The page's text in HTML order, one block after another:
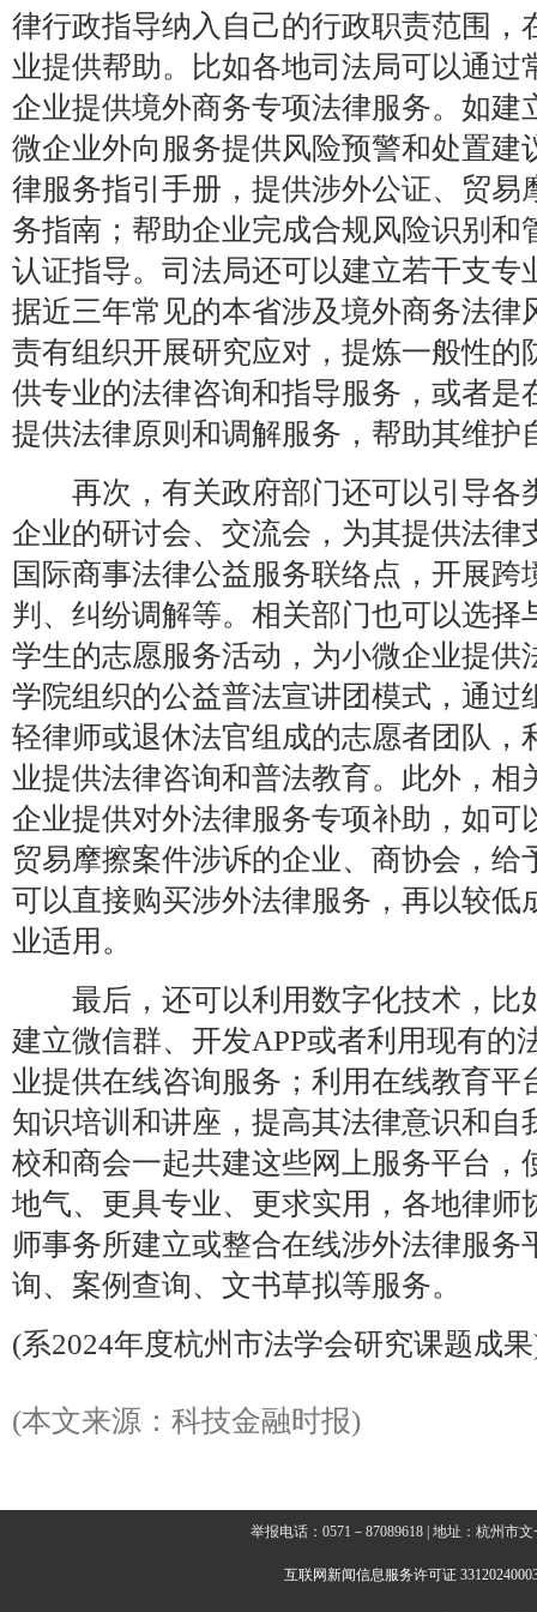
律行政指导纳入自己的行政职责范围，
业提供帮助。比如各地司法局可以通过
企业提供境外商务专项法律服务。如建
微企业外向服务提供风险预警和处置建
律服务指引手册，提供涉外公证、贸易
务指南；帮助企业完成合规风险识别和
认证指导。司法局还可以建立若干支专
据近三年常见的本省涉及境外商务法律
责有组织开展研究应对，提炼一般性的
供专业的法律咨询和指导服务，或者是
提供法律原则和调解服务，帮助其维护
再次，有关政府部门还可以引导各
企业的研讨会、交流会，为其提供法律
国际商事法律公益服务联络点，开展跨
判、纠纷调解等。相关部门也可以选择
学生的志愿服务活动，为小微企业提供
学院组织的公益普法宣讲团模式，通过
轻律师或退休法官组成的志愿者团队，
业提供法律咨询和普法教育。此外，相
企业提供对外法律服务专项补助，如可
贸易摩擦案件涉诉的企业、商协会，给
可以直接购买涉外法律服务，再以较低
业适用。
最后，还可以利用数字化技术，比
建立微信群、开发APP或者利用现有的
业提供在线咨询服务；利用在线教育平
知识培训和讲座，提高其法律意识和自
校和商会一起共建这些网上服务平台，
地气、更具专业、更求实用，各地律师
师事务所建立或整合在线涉外法律服务
询、案例查询、文书草拟等服务。
(系2024年度杭州市法学会研究课题成
(本文来源：科技金融时报)
举报电话：0571－87089618 | 地址：杭州市
互联网新闻信息服务许可证